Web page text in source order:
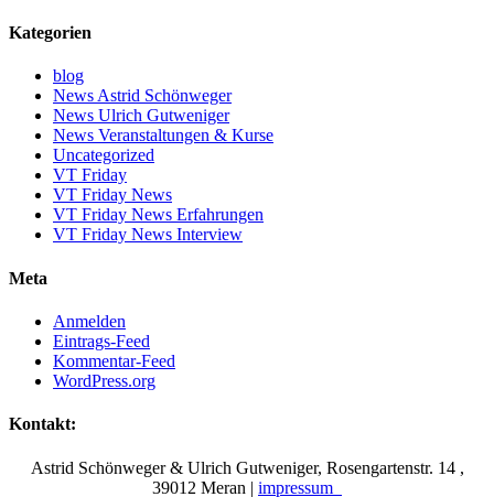
Kategorien
blog
News Astrid Schönweger
News Ulrich Gutweniger
News Veranstaltungen & Kurse
Uncategorized
VT Friday
VT Friday News
VT Friday News Erfahrungen
VT Friday News Interview
Meta
Anmelden
Eintrags-Feed
Kommentar-Feed
WordPress.org
Kontakt:
Astrid Schönweger & Ulrich Gutweniger, Rosengartenstr. 14 ,
39012 Meran | impressum